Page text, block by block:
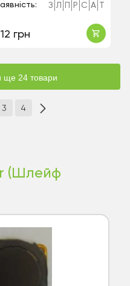
З Л Р С А
грн
ще 24 товари
3 4
(Шлейф